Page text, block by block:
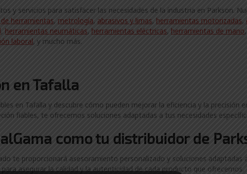
y servicios para satisfacer las necesidades de la industria en Parkson.
herramientas, metrología, abrasivos y limas, herramientas motorizadas,
, herramientas neumáticas, herramientas eléctricas, herramientas de mano,
laboral, y mucho más.
en Tafalla
en Tafalla y descubre cómo pueden mejorar la eficiencia y la precisión
fiables, te ofrecemos soluciones adaptadas a tus necesidades
como tu distribuidor de
te proporcionará asesoramiento personalizado y soluciones adaptadas
asegurar la calidad y la autenticidad de cada producto que ofrecemos.